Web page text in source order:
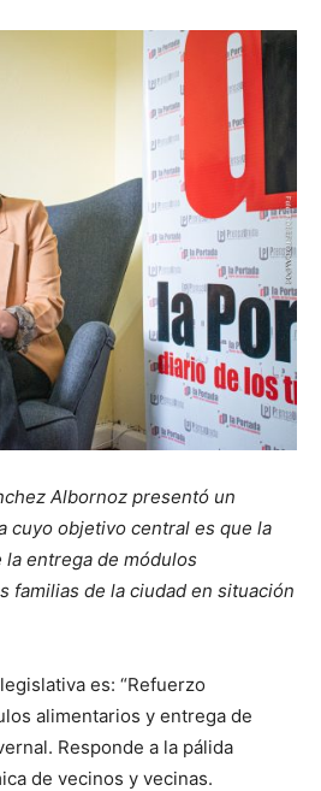
Albornoz presentó un
cuyo objetivo central es que la
entrega de módulos
familias de la ciudad en situación
es: “Refuerzo
alimentarios y entrega de
Responde a la pálida
de vecinos y vecinas.